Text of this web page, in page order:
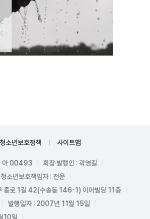
청소년보호정책 사이트맵
아 00493
회장·발행인 : 곽영길
청소년보호책임자 : 전운
종로 1길 42(수송동 146-1) 이마빌딩 11층
발행일자 : 2007년 11월 15일
10일